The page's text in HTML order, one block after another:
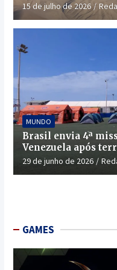
15 de julho de 2026
MUNDO
Brasil envia 4ª
Venezuela após
29 de junho de 2026
GAMES